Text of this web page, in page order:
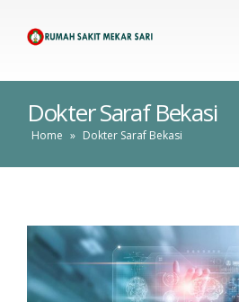
Dokter Saraf Bekasi
Home » Dokter Saraf Bekasi